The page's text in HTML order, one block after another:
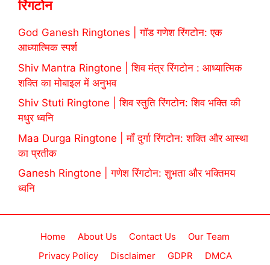
रिंगटोन
God Ganesh Ringtones | गॉड गणेश रिंगटोन: एक
आध्यात्मिक स्पर्श
Shiv Mantra Ringtone | शिव मंत्र रिंगटोन : आध्यात्मिक
शक्ति का मोबाइल में अनुभव
Shiv Stuti Ringtone | शिव स्तुति रिंगटोन: शिव भक्ति की
मधुर ध्वनि
Maa Durga Ringtone | माँ दुर्गा रिंगटोन: शक्ति और आस्था
का प्रतीक
Ganesh Ringtone | गणेश रिंगटोन: शुभता और भक्तिमय
ध्वनि
Home About Us Contact Us
Our Team
Privacy Policy
Disclaimer GDPR DMCA